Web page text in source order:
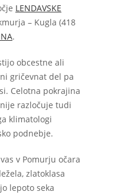
LENDAVSKE
– Kugla (418
.
obcestne ali
gričevnat del pa
Celotna pokrajina
razločuje tudi
klimatologi
podnebje.
v Pomurju očara
zlatoklasa
lepoto seka